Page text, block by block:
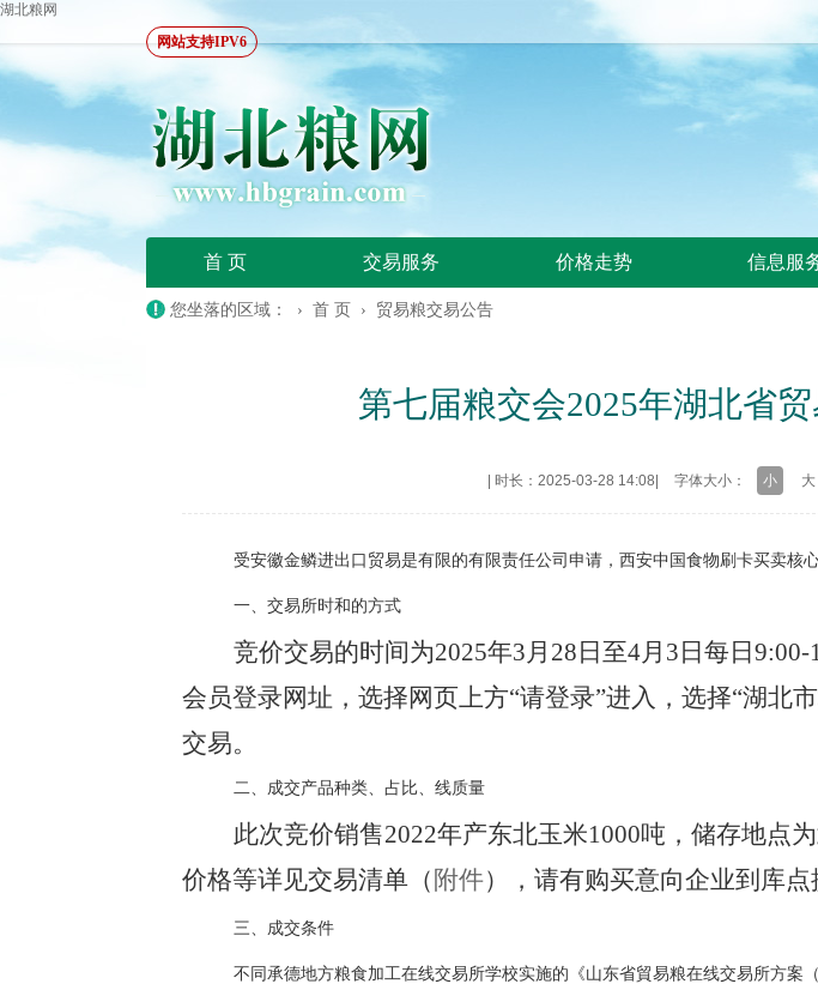
湖北粮网
网站支持IPV6
首 页 交易服务 价格走势 信息服
您坐落的区域： › 首 页 › 贸易粮交易公告
第七届粮交会2025年湖北省
时长：2025-03-28 14:08 字体大小： 小 大
受安徽金鳞进出口贸易是有限的有限责任公司申请，西安中国食物刷卡买卖核
一、交易所时和的方式
竞价交易的时间为2025年3月28日至4月3日每日
会员登录网址 ，选择网页上方“请登录”进入，选择“湖北
交易。
二、成交产品种类、占比、线质量
此次竞价销售2022年产东北玉米1000吨，储存地点
价格等详见交易清单（ 附件），请有购买意向企业到库
三、成交条件
不同承德地方粮食加工在线交易所学校实施的《山东省貿易粮在线交易所方案（